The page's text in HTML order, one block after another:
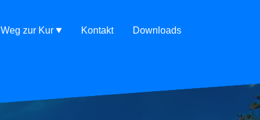
Weg zur Kur Kontakt Downloads